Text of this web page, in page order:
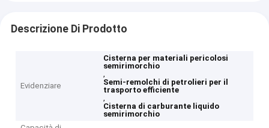
Descrizione Di Prodotto
Evidenziare
Cisterna per materiali pericolosi
semirimorchio
,
Semi-remolchi di petrolieri per il
trasporto efficiente
,
Cisterna di carburante liquido
semirimorchio